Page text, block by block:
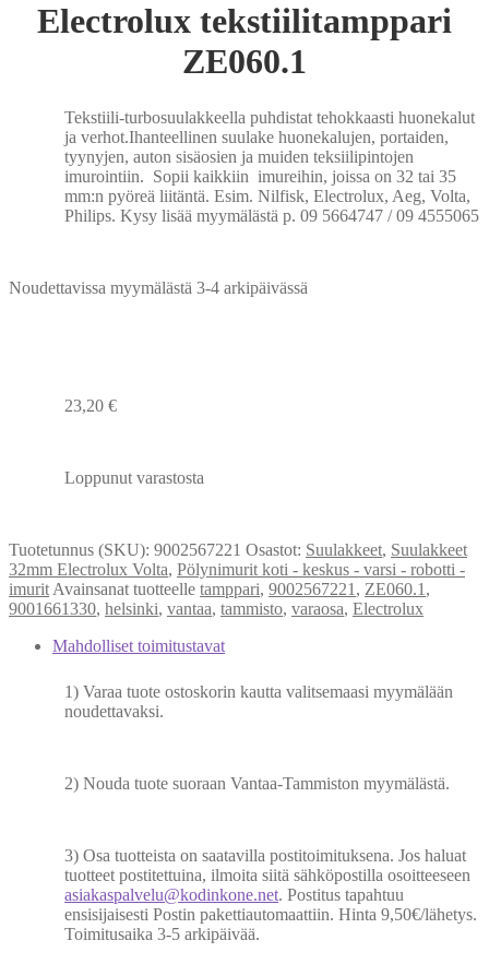
Electrolux tekstiilitamppari
ZE060.1
Tekstiili-turbosuulakkeella puhdistat tehokkaasti huonekalut
ja verhot.Ihanteellinen suulake huonekalujen, portaiden,
tyynyjen, auton sisäosien ja muiden teksiilipintojen
imurointiin. Sopii kaikkiin imureihin, joissa on 32 tai 35
mm:n pyöreä liitäntä. Esim. Nilfisk, Electrolux, Aeg, Volta,
Philips. Kysy lisää myymälästä p. 09 5664747 / 09 4555065
Noudettavissa myymälästä 3-4 arkipäivässä
23,20€
Loppunut varastosta
Tuotetunnus (SKU): 9002567221 Osastot: Suulakkeet, Suulakkeet
32mm Electrolux Volta, Pölynimurit koti - keskus - varsi - robotti -
imuritAvainsanat tuotteelle tamppari, 9002567221, ZE060.1,
9001661330, helsinki, vantaa, tammisto, varaosa, Electrolux
Mahdolliset toimitustavat
1) Varaa tuote ostoskorin kautta valitsemaasi myymälään
noudettavaksi.
2) Nouda tuote suoraan Vantaa-Tammiston myymälästä.
3) Osa tuotteista on saatavilla postitoimituksena. Jos haluat
tuotteet postitettuina, ilmoita siitä sähköpostilla osoitteeseen
asiakaspalvelu@kodinkone.net. Postitus tapahtuu
ensisijaisesti Postin pakettiautomaattiin. Hinta 9,50€/lähetys.
Toimitusaika 3-5 arkipäivää.